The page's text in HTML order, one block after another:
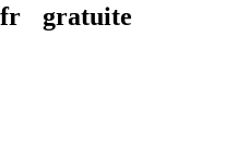
gratuite